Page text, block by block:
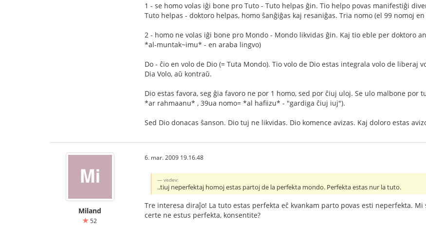
1 - se homo volas iĝi bone pro Tuto - Tuto helpas ĝin. Tio helpo povas manifestiĝi
Tuto helpas - doktoro helpas, homo ŝanĝiĝas kaj resaniĝas. Tria nomo (el 99 nomoj
2 - homo ne volas iĝi bone pro Mondo - Mondo likvidas ĝin. Kaj tio eble per doktoro
*al-muntak~imu* - en araba lingvo)
Do - ĉio en volo de Dio (= Tuta Mondo). Tio volo de Dio estas integrala volo de liberaj
Dia Volo, aŭ kontraŭ.
Dio estas favora, seg ĝia favoro ne por 1 homo, sed por ĉiuj uloj. Se ulo malbone por
*ar rahmaanu* , 39ua nomo= *al hafiizu* - "gardiga ĉiuj iuj").
Sed Dio donacas ŝanson. Dio tuj ne likvidas. Dio komence avizas. Kaj doloro estas
Miland
52
6. mar. 2009 19.16.48
vedev:
..tiuj neperfektaj homoj estas partoj de la perfekta mondo. Perfekta estas nur la tuto.
Tre interesa diraĵo! La tuto estas perfekta eĉ kvankam parto povas esti neperfekta.
certe ne estus perfekta, konsentite?